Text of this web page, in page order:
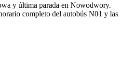
y última parada en Nowodwory.
completo del autobús N01 y las